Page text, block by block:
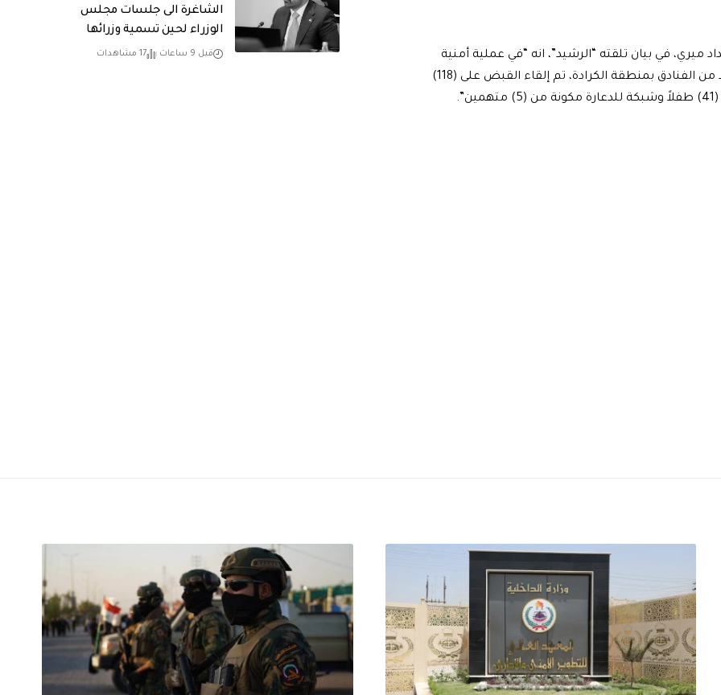
ميري، في بيان تلقته “الرشيد”، انه “في عملية أمنية
دقيقة نفذتها مفاصل قيادة شرطة بغداد الرصافة في عدد من الفنادق بمنطقة الكرادة، تم إلقاء القبض على (118)
الشاغرة الى جلسات مجلس
الوزراء لحين تسمية وزرائها
قبل 9 ساعات 17 مشاهدات